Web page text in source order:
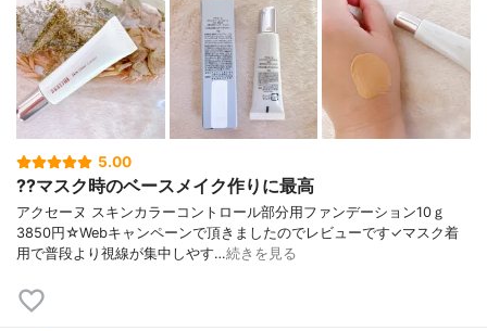
5.00
??マスク時のベースメイク作りに最高
アクセーヌ スキンカラーコントロール部分用ファンデーション10ｇ
3850円☆Webキャンペーンで頂きましたのでレビューです✓マスク着
用で普段より視線が集中しやす…続きを見る